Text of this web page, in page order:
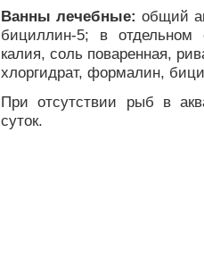
Ванны лечебные: общий
бициллин-5; в отдельном
калия, соль поваренная,
хлоргидрат, формалин,
При отсутствии рыб в
суток.